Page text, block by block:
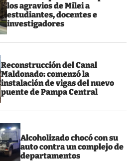
los agravios de Milei a
estudiantes, docentes e
investigadores
Reconstrucción del Canal
Maldonado: comenzó la
instalación de vigas del nuevo
puente de Pampa Central
Alcoholizado chocó con su
auto contra un complejo de
departamentos